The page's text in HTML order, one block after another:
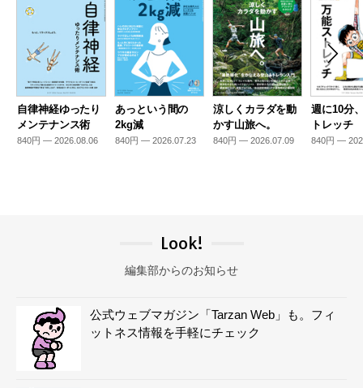
自律神経ゆったり
メンテナンス術
840円 — 2026.08.06
あっという間の
2kg減
840円 — 2026.07.23
涼しくカラダを動
かす山旅へ。
840円 — 2026.07.09
週に10分
トレッチ
840円 —
Look!
編集部からのお知らせ
公式ウェブマガジン「Tarzan Web」も。フィ
ットネス情報を手軽にチェック